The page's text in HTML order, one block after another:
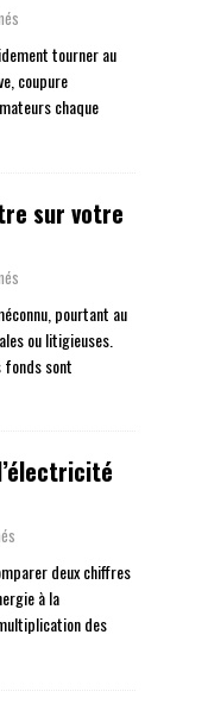
tourner au
coupure
chaque
sur votre
pourtant au
ou litigieuses.
sont
deux chiffres
à la
des